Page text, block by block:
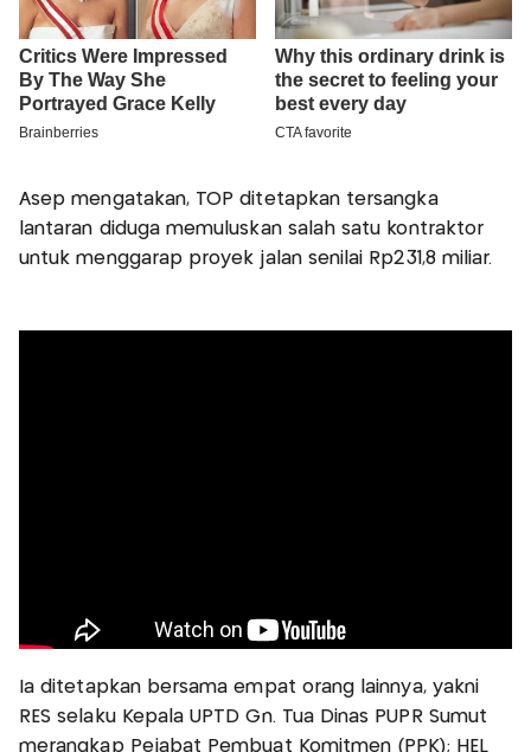
Asep mengatakan, TOP ditetapkan tersangka
lantaran diduga memuluskan salah satu kontraktor
untuk menggarap proyek jalan senilai Rp231,8 miliar.
Ia ditetapkan bersama empat orang lainnya, yakni
RES selaku Kepala UPTD Gn. Tua Dinas PUPR Sumut
merangkap Pejabat Pembuat Komitmen (PPK); HEL